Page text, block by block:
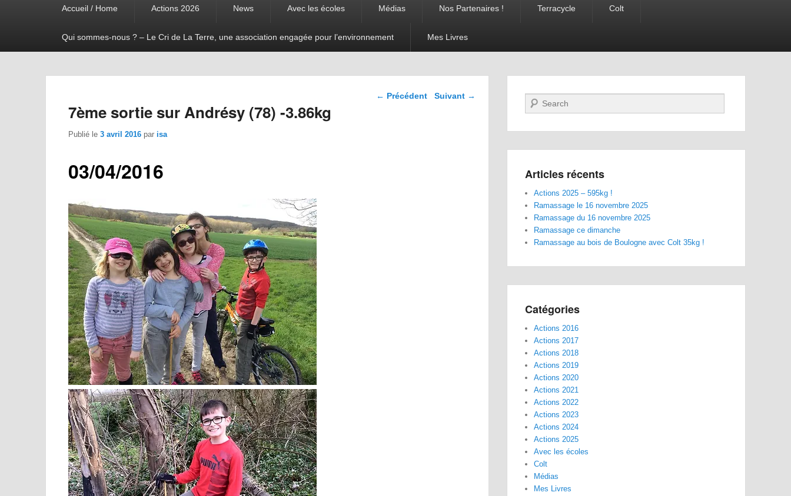
Accueil / Home Actions 2026 News Avec les écoles Médias Nos Partenaires ! Terracycle Colt
Qui sommes-nous ? – Le Cri de La Terre, une association engagée pour l’environnement Mes Livres
Navigation dans les
← Précédent Suivant →
7ème sortie sur Andrésy (78) -3.86kg
Publié le 3 avril 2016 par isa
03/04/2016
Recherche
Articles récents
Actions 2025 – 595kg !
Ramassage le 16 novembre 2025
Ramassage du 16 novembre 2025
Ramassage ce dimanche
Ramassage au bois de Boulogne avec Colt 35kg !
Catégories
Actions 2016
Actions 2017
Actions 2018
Actions 2019
Actions 2020
Actions 2021
Actions 2022
Actions 2023
Actions 2024
Actions 2025
Avec les écoles
Colt
Médias
Mes Livres